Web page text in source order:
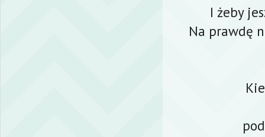
I żeby
Na prawdę